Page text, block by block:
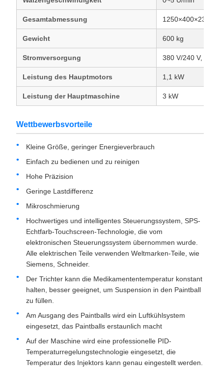
Gesamtabmessung
Gewicht 600 kg
Stromversorgung 380 V/240 V, 50/
Leistung des Hauptmotors 1,1 kW
Leistung der Hauptmaschine 3 kW
Wettbewerbsvorteile
Kleine Größe, geringer Energieverbrauch
Einfach zu bedienen und zu reinigen
Hohe Präzision
Geringe Lastdifferenz
Mikroschmierung
Hochwertiges und intelligentes Steuerungssystem, SPS-
Echtfarb-Touchscreen-Technologie, die vom
elektronischen Steuerungssystem übernommen wurde.
Alle elektrischen Teile verwenden Weltmarken-Teile, wie
Siemens, Schneider.
Der Trichter kann die Medikamententemperatur konstant
halten, besser geeignet, um Suspension in den Paintball
zu füllen.
Am Ausgang des Paintballs wird ein Luftkühlsystem
eingesetzt, das Paintballs erstaunlich macht
Auf der Maschine wird eine professionelle PID-
Temperaturregelungstechnologie eingesetzt, die
Temperatur des Injektors kann genau eingestellt werden.